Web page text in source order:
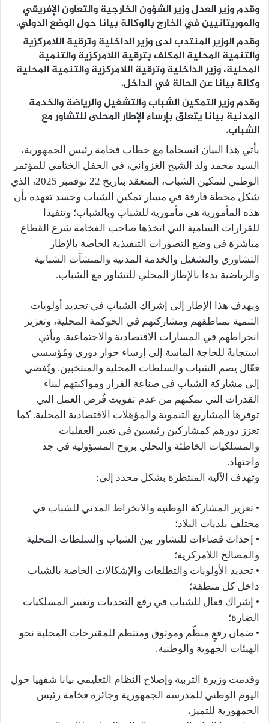
وقدم وزير العدل وزير الشؤون الخارجية والتعاون الإفريقي
والموريتانيين في الخارج بالوكالة بيانا حول الوضع الدولي.
وقدم الوزير المنتدب لدى وزير الداخلية وترقية اللامركزية
والتنمية المحلية المكلف بترقية اللامركزية والتنمية
المحلية، وزير الداخلية وترقية اللامركزية والتنمية المحلية
وكالة بيانا عن الحالة في الداخل.
وقدم وزير التمكين الشباب والتشغيل والرياضة والخدمة
المدنية بيانا يتعلق بإرساء الإطار المحلى للتشاور مع
الشباب.
يأتي هذا البيان انسجاما مع خطاب فخامة رئيس الجمهورية،
السيد محمد ولد الشيخ الغزواني، في الحفل الختامي للمؤتمر
الوطني لتمكين الشباب، المنعقد بتاريخ 22 نوفمبر 2025، الذي
شكل محطة فارقة في مسار تمكين الشباب وجسد تعهده بأن
هذه المأمورية هي مأمورية للشباب وبالشباب؛ وتنفيذا
للقرارات السامية التي اتخذها صاحب الفخامة شرع القطاع
مباشرة في وضع التصورات التنفيذية الخاصة بالإطار
التشاوري والتشغيل والخدمة المدنية والمنشآت الشبابية
والرياضية بدءا بالإطار المحلي للتشاور مع الشباب.
ويهدف هذا الإطار إلى إشراك الشباب في تحديد أولويات
التنمية بمناطقهم ومشاركتهم في الحوكمة المحلية، وتعزيز
انخراطهم في المسارات الاقتصادية والاجتماعية. ويأتي
استجابةً للحاجة الماسة إلى إرساء حوار دوري ومُؤسسي
فعّال يضم الشباب والسلطات المحلية والمنتخبين. ويُفضي
إلى مشاركة الشباب في صناعة القرار ومواكبتهم لبناء
القدرات التي تمكنهم من عدم تفويت فُرص العمل التي
توفرها المشاريع التنموية والمؤهلات الاقتصادية المحلية. كما
تعزز دورهم كمشاركين رئيسين في تغيير العقليات
والمسلكيات الخاطئة والتحلي بروح المسؤولية في جد
واجتهاد.
وتهدف الآلية المنتظرة بشكل محدد إلى:
• تعزيز المشاركة الوطنية والانخراط المدني للشباب في
مختلف بلديات البلاد؛
• إحداث فضاءات للتشاور بين الشباب والسلطات المحلية
والمصالح اللامركزية؛
• تحديد الأولويات والتطلعات والإشكالات الخاصة بالشباب
داخل كل منطقة؛
• إشراك فعال للشباب في رفع التحديات وتغيير المسلكيات
الضارة؛
• ضمان رفعٍ منظّم وموثوق ومنتظم للمقترحات المحلية نحو
الهيئات الجهوية والوطنية.
وقدمت وزيرة التربية وإصلاح النظام التعليمي بيانا شفهيا حول
اليوم الوطني للمدرسة الجمهورية وجائزة فخامة رئيس
الجمهورية للتميز،